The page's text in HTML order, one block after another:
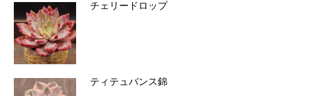
チェリードロップ
ティテュバンス錦